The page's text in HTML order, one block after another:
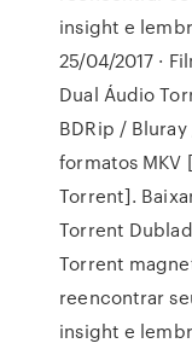
insight e
25/04/2017 ·
Dual Áudio
BDRip /
formatos MKV
Torrent].
Torrent
Torrent
reencontrar
insight e